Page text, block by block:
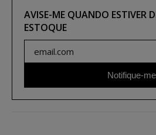
AVISE-ME QUANDO ESTIVER
ESTOQUE
Notifique-me